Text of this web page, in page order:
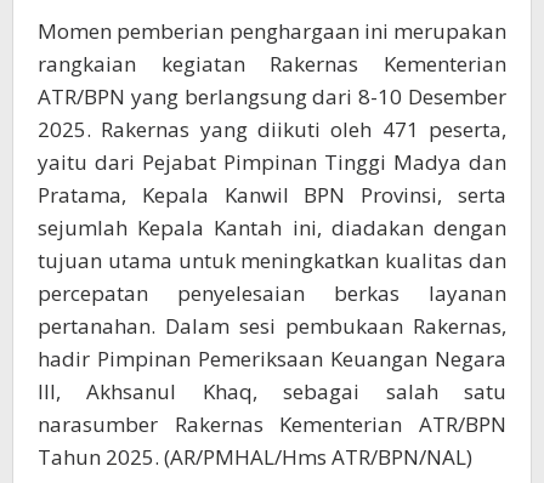
Momen pemberian penghargaan ini merupakan
rangkaian kegiatan Rakernas Kementerian
ATR/BPN yang berlangsung dari 8-10 Desember
2025. Rakernas yang diikuti oleh 471 peserta,
yaitu dari Pejabat Pimpinan Tinggi Madya dan
Pratama, Kepala Kanwil BPN Provinsi, serta
sejumlah Kepala Kantah ini, diadakan dengan
tujuan utama untuk meningkatkan kualitas dan
percepatan penyelesaian berkas layanan
pertanahan. Dalam sesi pembukaan Rakernas,
hadir Pimpinan Pemeriksaan Keuangan Negara
III, Akhsanul Khaq, sebagai salah satu
narasumber Rakernas Kementerian ATR/BPN
Tahun 2025. (AR/PMHAL/Hms ATR/BPN/NAL)